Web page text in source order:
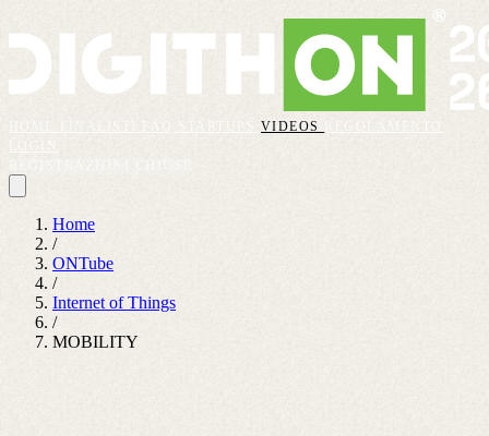
VIDEOS
REGOLAMENTO
Home
/
ONTube
/
Internet of Things
/
MOBILITY